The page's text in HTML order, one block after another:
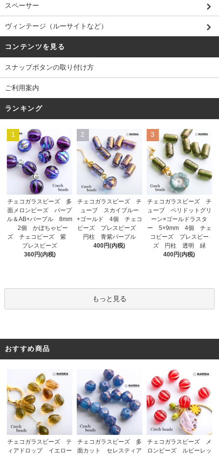
スペーサー
ヴィンテージ（ルーサイトなど）
コンテンツを見る
スナップボタンの取り付け方
ご利用案内
ランキング
1
チェコガラスビーズ 多
面メロンビーズ パープ
ル＆AB+パープル 8mm
2個 かぼちゃビー
ズ チェコビーズ 紫
プレスビーズ
360円(内税)
2
チェコガラスビーズ チ
ューブ スカイブルー
+ゴールド 4個 チェコ
ビーズ プレスビーズ
円柱 青紫パープル
400円(内税)
3
チェコガラスビーズ チ
ューブ ペリドットグリ
ーン×ゴールドラスタ
ー 5×9mm 4個 チェ
コビーズ プレスビー
ズ 円柱 透明 緑
400円(内税)
もっと見る
おすすめ商品
チェコガラスビーズ テ
ィアドロップ イエロー
チェコガラスビーズ 多
面カット セレスティア
チェコガラスビーズ メ
ロンビーズ ルビーレッ